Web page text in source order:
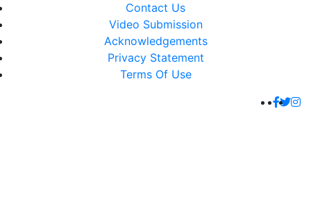
Contact Us
Video Submission
Acknowledgements
Privacy Statement
Terms Of Use